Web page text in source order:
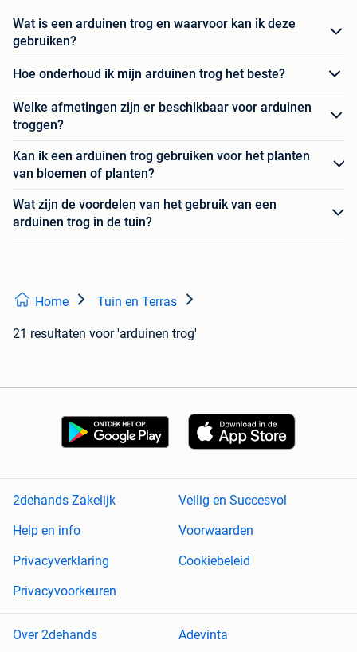
Wat is een arduinen trog en waarvoor kan ik deze
gebruiken?
Hoe onderhoud ik mijn arduinen trog het beste?
Welke afmetingen zijn er beschikbaar voor arduinen
troggen?
Kan ik een arduinen trog gebruiken voor het planten
van bloemen of planten?
Wat zijn de voordelen van het gebruik van een
arduinen trog in de tuin?
Home Tuin en Terras
21 resultaten voor 'arduinen trog'
2dehands Zakelijk
Veilig en Succesvol
Help en info
Voorwaarden
Privacyverklaring
Cookiebeleid
Privacyvoorkeuren
Over 2dehands Adevinta